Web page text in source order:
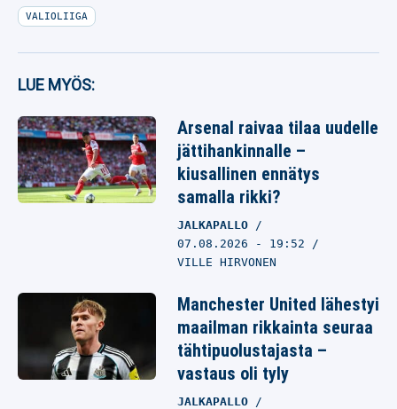
VALIOLIIGA
LUE MYÖS:
Arsenal raivaa tilaa uudelle
jättihankinnalle –
kiusallinen ennätys
samalla rikki?
JALKAPALLO
07.08.2026 - 19:52
VILLE HIRVONEN
Manchester United lähestyi
maailman rikkainta seuraa
tähtipuolustajasta –
vastaus oli tyly
JALKAPALLO